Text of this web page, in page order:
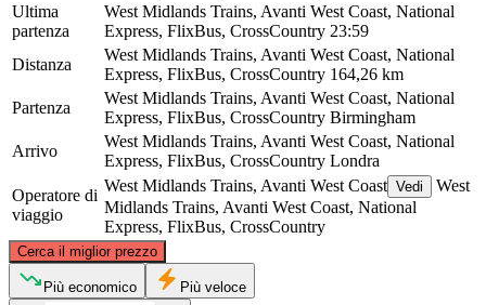
Ultima
partenza
West Midlands Trains, Avanti West Coast, National
Express, FlixBus, CrossCountry 23:59
Distanza
West Midlands Trains, Avanti West Coast, National
Express, FlixBus, CrossCountry 164,26 km
Partenza
West Midlands Trains, Avanti West Coast, National
Express, FlixBus, CrossCountry Birmingham
Arrivo
West Midlands Trains, Avanti West Coast, National
Express, FlixBus, CrossCountry Londra
Operatore di
viaggio
West Midlands Trains, Avanti West Coast Vedi
West
Midlands Trains, Avanti West Coast, National
Express, FlixBus, CrossCountry
Cerca il miglior prezzo
Birmingham
©CARTO, ©OpenStreetMap
Più economico Più veloce